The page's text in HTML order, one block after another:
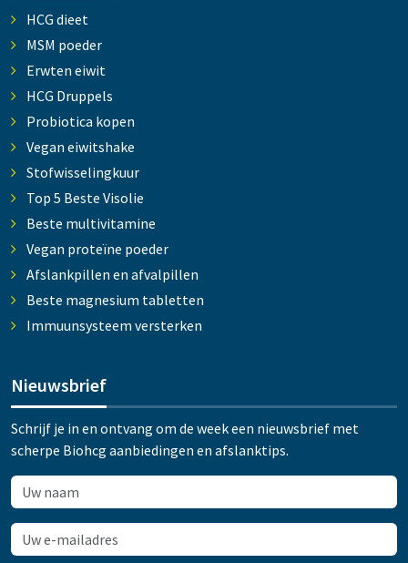
HCG dieet
MSM poeder
Erwten eiwit
HCG Druppels
Probiotica kopen
Vegan eiwitshake
Stofwisselingkuur
Top 5 Beste Visolie
Beste multivitamine
Vegan proteïne poeder
Afslankpillen en afvalpillen
Beste magnesium tabletten
Immuunsysteem versterken
Nieuwsbrief
Schrijf je in en ontvang om de week een nieuwsbrief met
scherpe Biohcg aanbiedingen en afslanktips.